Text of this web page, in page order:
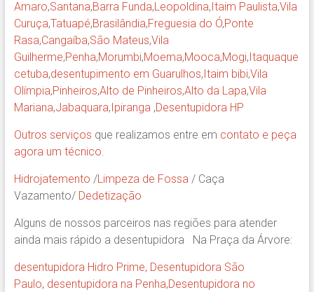
Amaro,Santana,Barra Funda,Leopoldina,Itaim Paulista,Vila
Curuça,Tatuapé,Brasilândia,Freguesia do Ó,Ponte
Rasa,Cangaíba,São Mateus,Vila
Guilherme,Penha,Morumbi,Moema,Mooca,Mogi,Itaquaque
cetuba,desentupimento em Guarulhos,Itaim bibi,Vila
Olímpia,Pinheiros,Alto de Pinheiros,Alto da Lapa,Vila
Mariana,Jabaquara,Ipiranga,Desentupidora HP
Outros serviços que realizamos entre em contato e peça
agora um técnico.
Hidrojatemento /Limpeza de Fossa/ Caça
Vazamento/ Dedetização
Alguns de nossos parceiros nas regiões para atender
ainda mais rápido a desentupidora Na Praça da Árvore:
desentupidora Hidro Prime, Desentupidora São
Paulo, desentupidora na Penha,Desentupidora no